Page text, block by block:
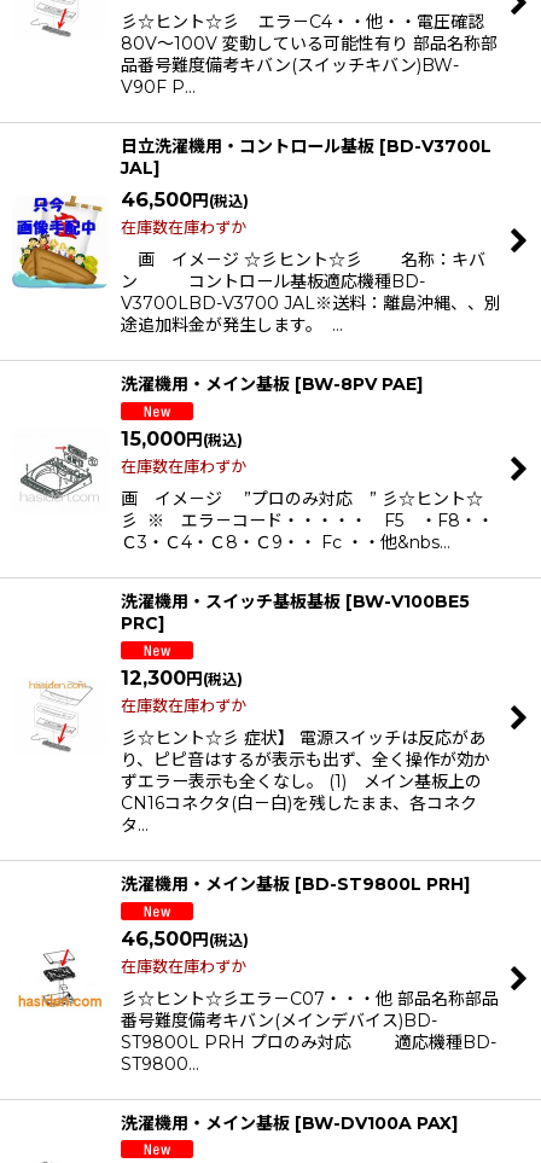
彡☆ヒント☆彡 エラ－C4・・他・・電圧確認
80V〜100V 変動している可能性有り 部品名称部
品番号難度備考キバン(スイッチキバン)BW-
V90F P…
日立洗濯機用・コントロール基板 [BD-V3700L
JAL]
46,500円 (税込)
在庫数在庫わずか
画 イメ－ジ ☆彡ヒント☆彡 名称：キバ
ン コントロール基板適応機種BD-
V3700LBD-V3700 JAL※送料：離島沖縄、、別
途追加料金が発生します。 …
洗濯機用・メイン基板 [BW-8PV PAE]
15,000円 (税込)
在庫数在庫わずか
画 イメ－ジ ”プロのみ対応 ” 彡☆ヒント☆
彡 ※ エラ－コード・・・・・ F5 ・F8・・
Ｃ3・Ｃ4・Ｃ8・Ｃ9・・ Fc ・・他&nbs…
洗濯機用・スイッチ基板基板 [BW-V100BE5
PRC]
12,300円 (税込)
在庫数在庫わずか
彡☆ヒント☆彡 症状】 電源スイッチは反応があ
り、ピピ音はするが表示も出ず、全く操作が効か
ずエラー表示も全くなし。 (1) メイン基板上の
CN16コネクタ(白－白)を残したまま、各コネク
タ…
洗濯機用・メイン基板 [BD-ST9800L PRH]
46,500円(税込)
在庫数在庫わずか
彡☆ヒント☆彡エラ－C07・・・他 部品名称部品
番号難度備考キバン(メインデバイス)BD-
ST9800L PRH プロのみ対応 適応機種BD-
ST9800…
洗濯機用・メイン基板 [BW-DV100A PAX]